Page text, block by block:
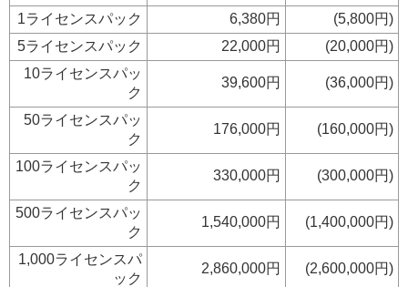
1ライセンスパック 6,380円
(5,800円)
5ライセンスパック
22,000円
(20,000円)
10ライセンスパッ
ク
39,600円 (36,000円)
50ライセンスパッ
ク
176,000円 (160,000円)
100ライセンスパッ
ク
330,000円 (300,000円)
500ライセンスパッ
ク
1,540,000円 (1,400,000円)
1,000ライセンスパ
ック
2,860,000円 (2,600,000円)